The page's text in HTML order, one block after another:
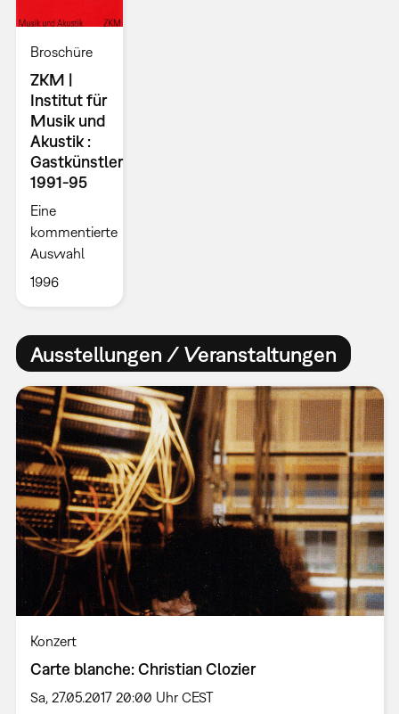
Broschüre
ZKM |
Institut für
Musik und
Akustik :
Gastkünstler
1991-95
Eine
kommentierte
Auswahl
1996
Ausstellungen / Veranstaltungen
Konzert
Carte blanche: Christian Clozier
Sa, 27.05.2017 20:00 Uhr CEST